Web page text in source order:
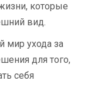
которые
вид.
мир ухода за
для того,
себя